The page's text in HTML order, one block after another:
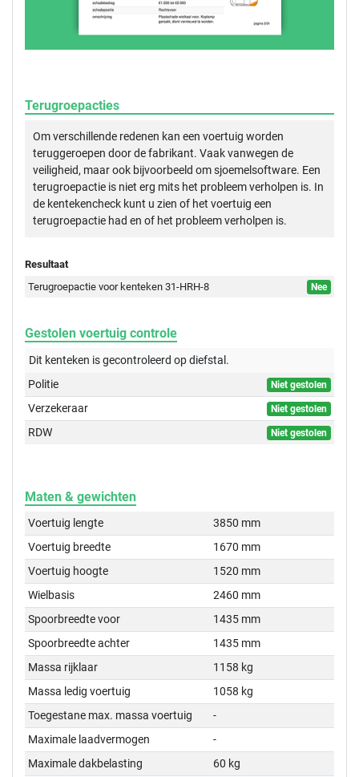
Terugroepacties
Om verschillende redenen kan een voertuig worden
teruggeroepen door de fabrikant. Vaak vanwegen de
veiligheid, maar ook bijvoorbeeld om sjoemelsoftware. Een
terugroepactie is niet erg mits het probleem verholpen is. In
de kentekencheck kunt u zien of het voertuig een
terugroepactie had en of het probleem verholpen is.
Resultaat
Terugroepactie voor kenteken 31-HRH-8
Nee
Gestolen voertuig controle
Dit kenteken is gecontroleerd opdiefstal.
Politie
Niet gestolen
Verzekeraar Niet gestolen
RDW Niet gestolen
Maten & gewichten
Voertuig lengte
3850 mm
Voertuig breedte
1670 mm
Voertuig hoogte
1520 mm
Wielbasis
2460 mm
Spoorbreedte voor
1435 mm
Spoorbreedte achter
1435 mm
Massa rijklaar
1158 kg
Massa ledig voertuig
1058 kg
Toegestane max. massa voertuig
-
Maximale laadvermogen
-
Maximale dakbelasting
60 kg